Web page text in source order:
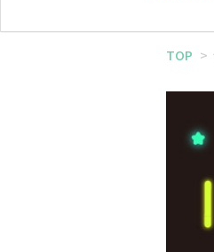
TOP